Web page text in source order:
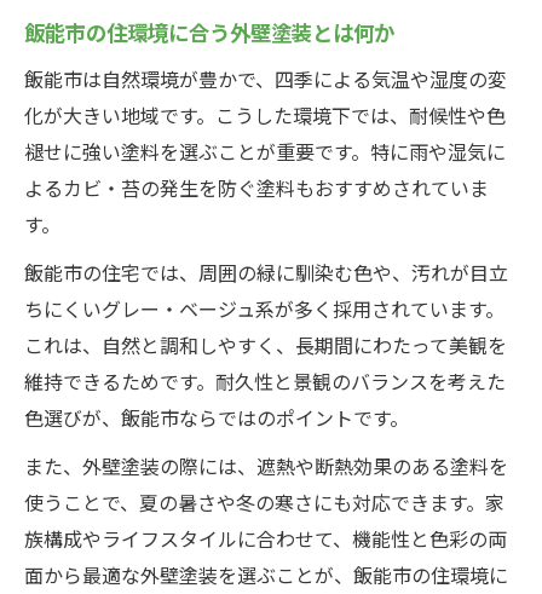
飯能市の住環境に合う外壁塗装とは何か
飯能市は自然環境が豊かで、四季による気温や湿度の変
化が大きい地域です。こうした環境下では、耐候性や色
褪せに強い塗料を選ぶことが重要です。特に雨や湿気に
よるカビ・苔の発生を防ぐ塗料もおすすめされていま
す。
飯能市の住宅では、周囲の緑に馴染む色や、汚れが目立
ちにくいグレー・ベージュ系が多く採用されています。
これは、自然と調和しやすく、長期間にわたって美観を
維持できるためです。耐久性と景観のバランスを考えた
色選びが、飯能市ならではのポイントです。
また、外壁塗装の際には、遮熱や断熱効果のある塗料を
使うことで、夏の暑さや冬の寒さにも対応できます。家
族構成やライフスタイルに合わせて、機能性と色彩の両
面から最適な外壁塗装を選ぶことが、飯能市の住環境に